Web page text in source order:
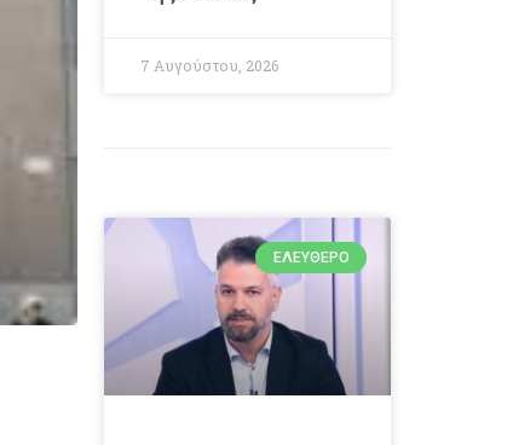
7 Αυγούστου, 2026
ΕΛΕΎΘΕΡΟ